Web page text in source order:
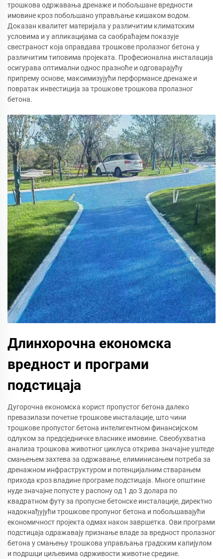
трошкова одржавања дренаже и побољшане вредности
имовине кроз побољшано управљање кишаком водом.
Доказан квалитет материјала у различитим климатским
условима и у апликацијама са саобраћајем показује
свестраност која оправдава трошкове пролазног бетона у
различитим типовима пројеката. Професионална инсталација
осигурава оптимални однос празноће и одговарајућу
припрему основе, максимизујући перформансе дренаже и
повратак инвестиција за трошкове трошкова пролазног
бетона.
Длинхорочна економска
вредност и програми
подстицаја
Дугорочна економска корист пропустог бетона далеко
превазилази почетне трошкове инсталације, што чини
трошкове пропустог бетона интелигентном финансијском
одлуком за предсједничке власнике имовине. Свеобухватна
анализа трошкова животног циклуса открива значајне уштеде
смањењем захтева за одржавање, елиминисањем потреба за
дренажном инфраструктуром и потенцијалним стварањем
прихода кроз владине програме подстицаја. Многе општине
нуде значајне попусте у распону од 1 до 3 долара по
квадратном футу за пропусне бетонске инсталације, директно
надокнађујући трошкове пропуног бетона и побољшавајући
економичност пројекта одмах након завршетка. Ови програми
подстицаја одражавају признање владе за вредност пролазног
бетона у смањењу трошкова управљања градским капијулом
и подршци циљевима одрживости животне средине.